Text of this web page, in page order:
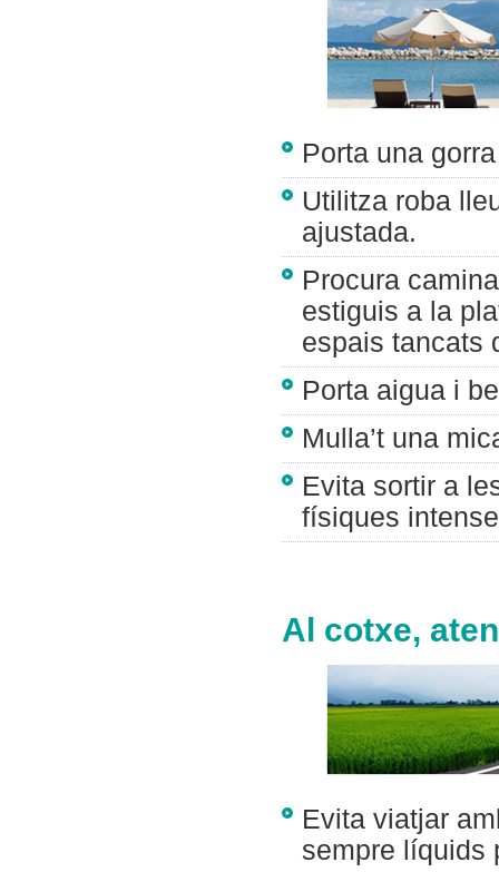
Porta una
Utilitza roba
ajustada.
Procura
estiguis a la
espais tancats
Porta aigua i
Mulla’t una
Evita sortir a
físiques
Al cotxe,
Evita viatjar
sempre líquids